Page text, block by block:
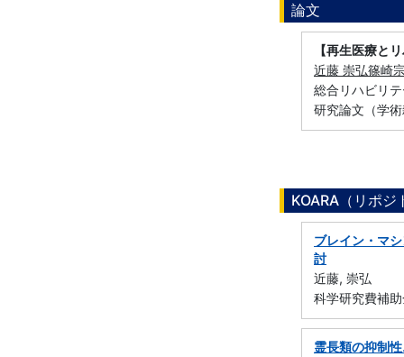
論文
【再生医療と
近藤 崇弘篠崎
総合リハビリ
研究論文（学
KOARA（リポ
ブレイン・マ
討
近藤, 崇弘
科学研究費補
霊長類の抑制